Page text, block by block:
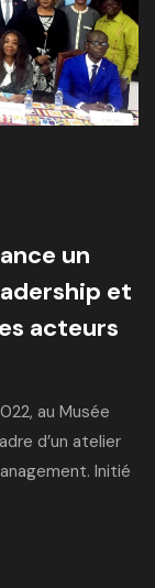
un
et
acteurs
au Musée
d’un atelier
Initié